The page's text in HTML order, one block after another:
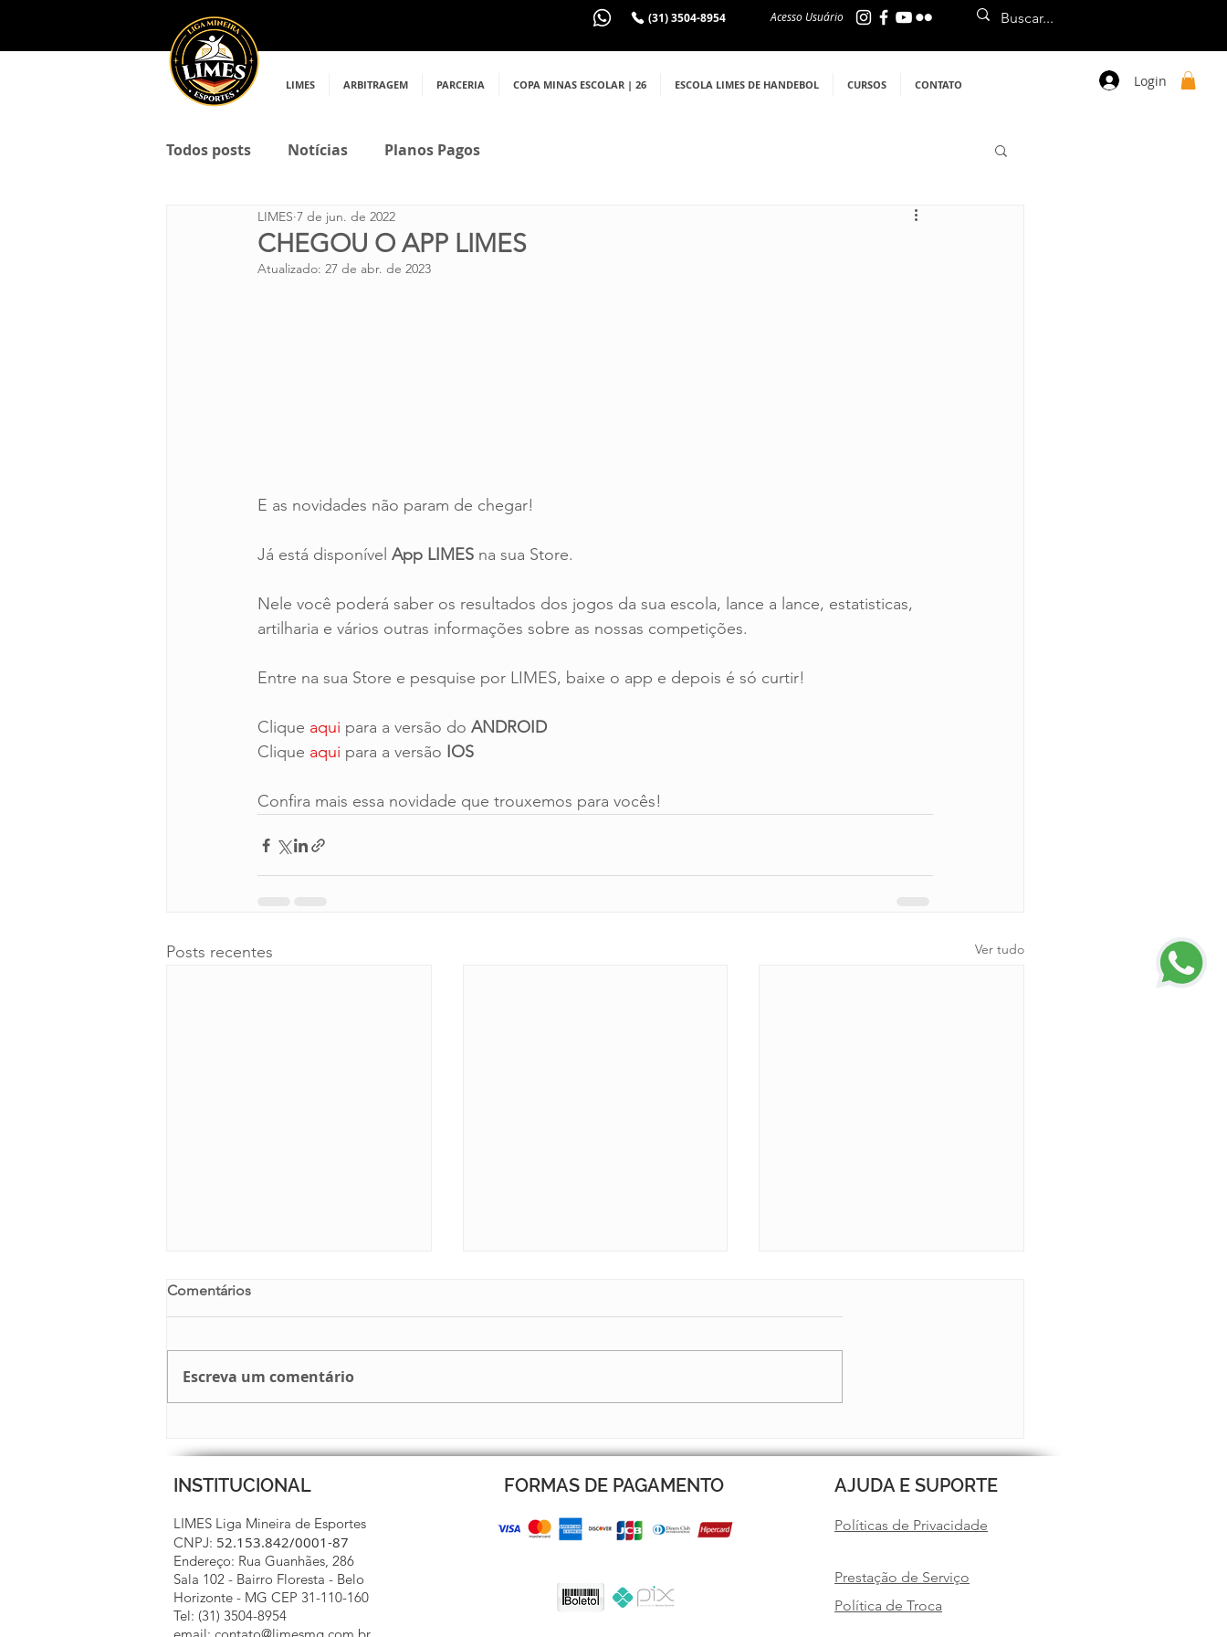
(31) 3504-8954 Acesso Usuário
LIMES ARBITRAGEM PARCERIA COPA MINAS ESCOLAR | 26 ESCOLA LIMES DE HANDEBOL CURSOS CONTATO Login
Todos posts Notícias Planos Pagos
CHEGOU O APP LIMES
LIMES 7 de jun. de 2022
Atualizado: 27 de abr. de 2023
E as novidades não param de chegar!
Já está disponível App LIMES na sua Store.
Nele você poderá saber os resultados dos jogos da sua escola, lance a lance, estatisticas,
artilharia e vários outras informações sobre as nossas competições.
Entre na sua Store e pesquise por LIMES, baixe o app e depois é só curtir!
Clique aqui para a versão do ANDROID
Clique aqui para a versão IOS
Confira mais essa novidade que trouxemos para vocês!
Posts recentes Ver tudo
Comentários
Escreva um comentário
INSTITUCIONAL
LIMES Liga Mineira de Esportes
CNPJ: 52.153.842/0001-87
Endereço: Rua Guanhães, 286
Sala 102 - Bairro Floresta - Belo
Horizonte - MG CEP 31-110-160
Tel: (31) 3504-8954
FORMAS DE PAGAMENTO AJUDA E SUPORTE
Políticas de Privacidade
Prestação de Serviço
Política de Troca